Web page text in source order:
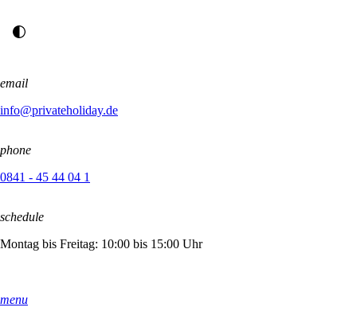
email
info@privateholiday.de
phone
0841 - 45 44 04 1
schedule
Montag bis Freitag: 10:00 bis 15:00 Uhr
menu